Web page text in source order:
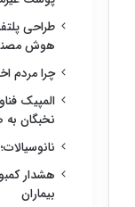
طراحی
هوش
چرا مردم
المپیک
نخبگان
هشدار
بیماران